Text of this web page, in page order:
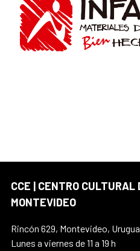
CCE | CENTRO CULTURAL
MONTEVIDEO
Rincón 629, Montevideo,
Lunes a viernes de 11 a 19 h